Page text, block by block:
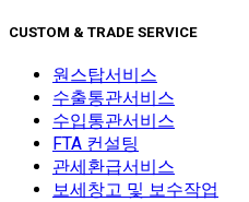
CUSTOM & TRADE SERVICE
원스탑서비스
수출통관서비스
수입통관서비스
FTA 컨설팅
관세환급서비스
보세창고 및 보수작업